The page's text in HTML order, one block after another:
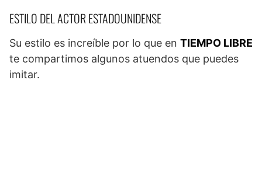
ESTILO DEL ACTOR ESTADOUNIDENSE
Su estilo es increíble por lo que en TIEMPO LIBRE
te compartimos algunos atuendos que puedes
imitar.